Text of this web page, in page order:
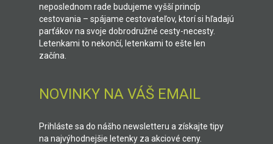
neposlednom rade budujeme vyšší princíp
cestovania – spájame cestovateľov, ktorí si hľadajú
parťákov na svoje dobrodružné cesty-necesty.
Letenkami to nekončí, letenkami to ešte len
začína.
NOVINKY NA VÁŠ EMAIL
Prihláste sa do nášho newsletteru a získajte tipy
na najvýhodnejšie letenky za akciové ceny.